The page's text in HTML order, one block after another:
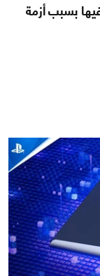
بسبب أزمة